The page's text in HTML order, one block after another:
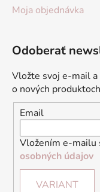
Moja objednávka
Odoberať
Vložte svoj e-mail
o nových
Email
Vložením e-mailu
osobných údajov
VARIANT